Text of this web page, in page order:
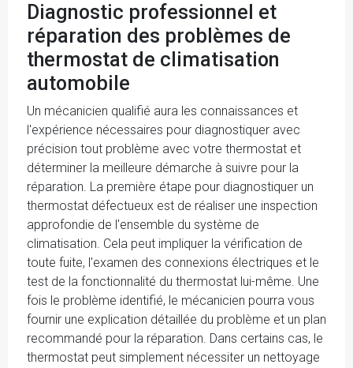
Diagnostic professionnel et
réparation des problèmes de
thermostat de climatisation
automobile
Un mécanicien qualifié aura les connaissances et
l'expérience nécessaires pour diagnostiquer avec
précision tout problème avec votre thermostat et
déterminer la meilleure démarche à suivre pour la
réparation. La première étape pour diagnostiquer un
thermostat défectueux est de réaliser une inspection
approfondie de l'ensemble du système de
climatisation. Cela peut impliquer la vérification de
toute fuite, l'examen des connexions électriques et le
test de la fonctionnalité du thermostat lui-même. Une
fois le problème identifié, le mécanicien pourra vous
fournir une explication détaillée du problème et un plan
recommandé pour la réparation. Dans certains cas, le
thermostat peut simplement nécessiter un nettoyage